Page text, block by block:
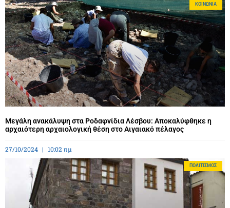
ΚΟΙΝΩΝΊΑ
Μεγάλη ανακάλυψη στα Ροδαφνίδια Λέσβου: Αποκαλύφθηκε η
αρχαιότερη αρχαιολογική θέση στο Αιγαιακό πέλαγος
27/10/2024 10:02 πμ
ΠΟΛΙΤΙΣΜΌΣ